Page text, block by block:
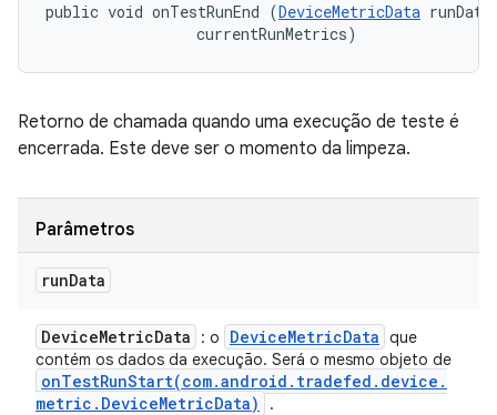
public void onTestRunEnd (DeviceMetricData
currentRunMetrics)
Retorno de chamada quando uma execução de teste é
encerrada. Este deve ser o momento da limpeza.
Parâmetros
runData
DeviceMetricData : o DeviceMetricData que
contém os dados da execução. Será o mesmo objeto de
onTestRunStart(com.android . tradefed . device .
metric . DeviceMetricData) .